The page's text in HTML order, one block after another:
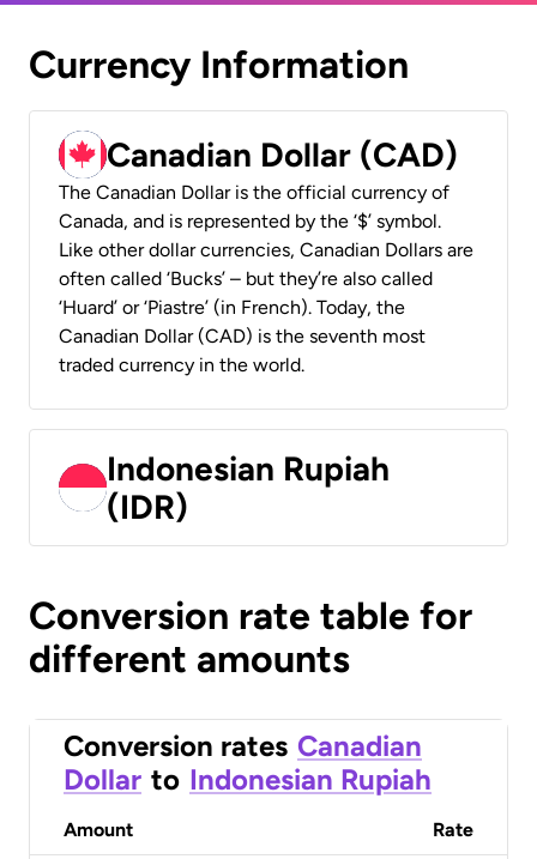
Currency Information
Canadian Dollar (CAD)
The Canadian Dollar is the official currency of
Canada, and is represented by the ‘$’ symbol.
Like other dollar currencies, Canadian Dollars are
often called ‘Bucks’ – but they’re also called
‘Huard’ or ‘Piastre’ (in French). Today, the
Canadian Dollar (CAD) is the seventh most
traded currency in the world.
Indonesian Rupiah
(IDR)
Conversion rate table for
different amounts
Conversion rates Canadian
Dollar to Indonesian Rupiah
Amount Rate